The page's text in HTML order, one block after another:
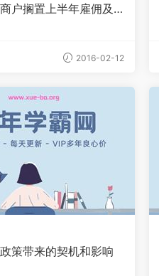
户搁置上半年雇佣及
2016-02-12
策带来的契机和影响